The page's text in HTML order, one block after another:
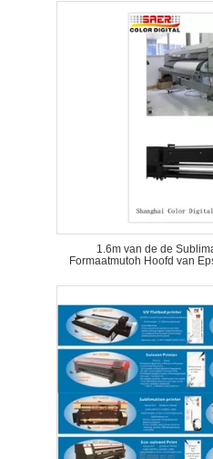
1.6m van de de
Formaatmutoh Hoofd van